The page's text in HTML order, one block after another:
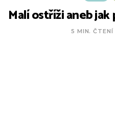
Malí ostříži aneb
5 MIN. ČTENÍ